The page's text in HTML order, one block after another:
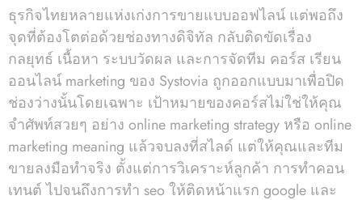
ธุรกิจไทยหลายแห่งเก่งการขายแบบออฟไลน์ แต่พอถึง
จุดที่ต้องโตต่อด้วยช่องทางดิจิทัล กลับติดขัดเรื่อง
กลยุทธ์ เนื้อหา ระบบวัดผล และการจัดทีม คอร์ส เรียน
ออนไลน์ marketing ของ Systovia ถูกออกแบบมาเพื่อปิด
ช่องว่างนั้นโดยเฉพาะ เป้าหมายของคอร์สไม่ใช่ให้คุณ
จำศัพท์สวยๆ อย่าง online marketing strategy หรือ online
marketing meaning แล้วจบลงที่สไลด์ แต่ให้คุณและทีม
ขายลงมือทำจริง ตั้งแต่การวิเคราะห์ลูกค้า การทำคอน
เทนต์ ไปจนถึงการทำ seo ให้ติดหน้าแรก google และ